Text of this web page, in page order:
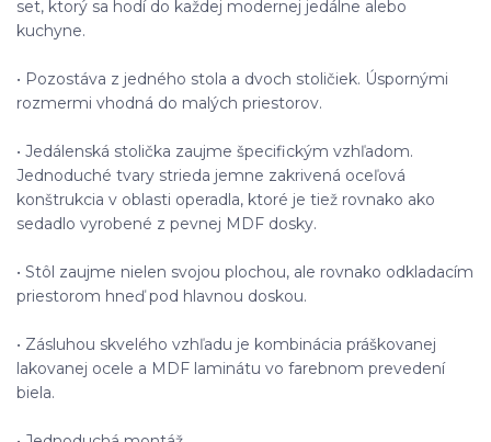
set, ktorý sa hodí do každej modernej jedálne alebo
kuchyne.
• Pozostáva z jedného stola a dvoch stoličiek. Úspornými
rozmermi vhodná do malých priestorov.
• Jedálenská stolička zaujme špecifickým vzhľadom.
Jednoduché tvary strieda jemne zakrivená oceľová
konštrukcia v oblasti operadla, ktoré je tiež rovnako ako
sedadlo vyrobené z pevnej MDF dosky.
• Stôl zaujme nielen svojou plochou, ale rovnako odkladacím
priestorom hneď pod hlavnou doskou.
• Zásluhou skvelého vzhľadu je kombinácia práškovanej
lakovanej ocele a MDF laminátu vo farebnom prevedení
biela.